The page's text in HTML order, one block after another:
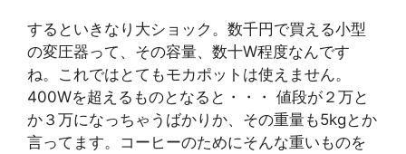
するといきなり大ショック。数千円で買える小型
の変圧器って、その容量、数十W程度なんです
ね。これではとてもモカポットは使えません。
400Wを超えるものとなると・・・ 値段が２万と
か３万になっちゃうばかりか、その重量も5kgとか
言ってます。コーヒーのためにそんな重いものを